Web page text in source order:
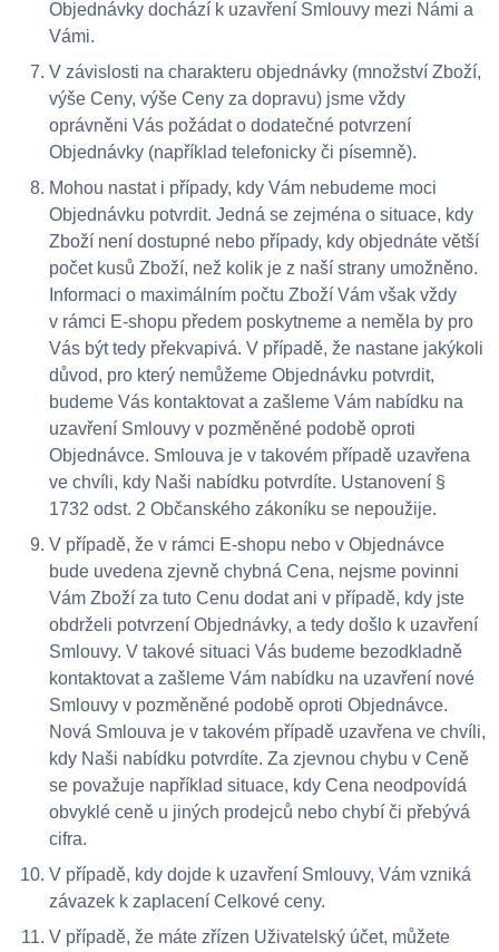
Objednávky dochází k uzavření Smlouvy mezi Námi a
Vámi.
V závislosti na charakteru objednávky (množství Zboží,
výše Ceny, výše Ceny za dopravu) jsme vždy
oprávněni Vás požádat o dodatečné potvrzení
Objednávky (například telefonicky či písemně).
Mohou nastat i případy, kdy Vám nebudeme moci
Objednávku potvrdit. Jedná se zejména o situace, kdy
Zboží není dostupné nebo případy, kdy objednáte větší
počet kusů Zboží, než kolik je z naší strany umožněno.
Informaci o maximálním počtu Zboží Vám však vždy
v rámci E-shopu předem poskytneme a neměla by pro
Vás být tedy překvapivá. V případě, že nastane jakýkoli
důvod, pro který nemůžeme Objednávku potvrdit,
budeme Vás kontaktovat a zašleme Vám nabídku na
uzavření Smlouvy v pozměněné podobě oproti
Objednávce. Smlouva je v takovém případě uzavřena
ve chvíli, kdy Naši nabídku potvrdíte. Ustanovení §
1732 odst. 2 Občanského zákoníku se nepoužije.
V případě, že v rámci E-shopu nebo v Objednávce
bude uvedena zjevně chybná Cena, nejsme povinni
Vám Zboží za tuto Cenu dodat ani v případě, kdy jste
obdrželi potvrzení Objednávky, a tedy došlo k uzavření
Smlouvy. V takové situaci Vás budeme bezodkladně
kontaktovat a zašleme Vám nabídku na uzavření nové
Smlouvy v pozměněné podobě oproti Objednávce.
Nová Smlouva je v takovém případě uzavřena ve chvíli,
kdy Naši nabídku potvrdíte. Za zjevnou chybu v Ceně
se považuje například situace, kdy Cena neodpovídá
obvyklé ceně u jiných prodejců nebo chybí či přebývá
cifra.
V případě, kdy dojde k uzavření Smlouvy, Vám vzniká
závazek k zaplacení Celkové ceny.
V případě, že máte zřízen Uživatelský účet, můžete